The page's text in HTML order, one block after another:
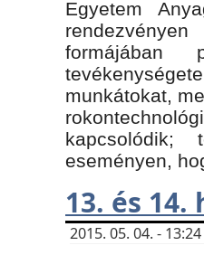
Egyetem
formájában
munkátokat,
eseményen,
13. és
2015. 05. 04. -